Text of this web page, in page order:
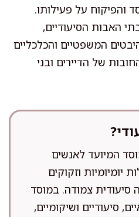
והפיקוח על פעילותו.
האבות הסיעודיים,
המשפטיים והכלכליים
של הדיירים ובני
המיועד לאנשים
יומיומיות וזקוקים
סיעודית צמודה. במוסד
סיעודיים ושיקומיים,